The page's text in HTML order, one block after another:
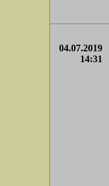
04.07.2019
14:31